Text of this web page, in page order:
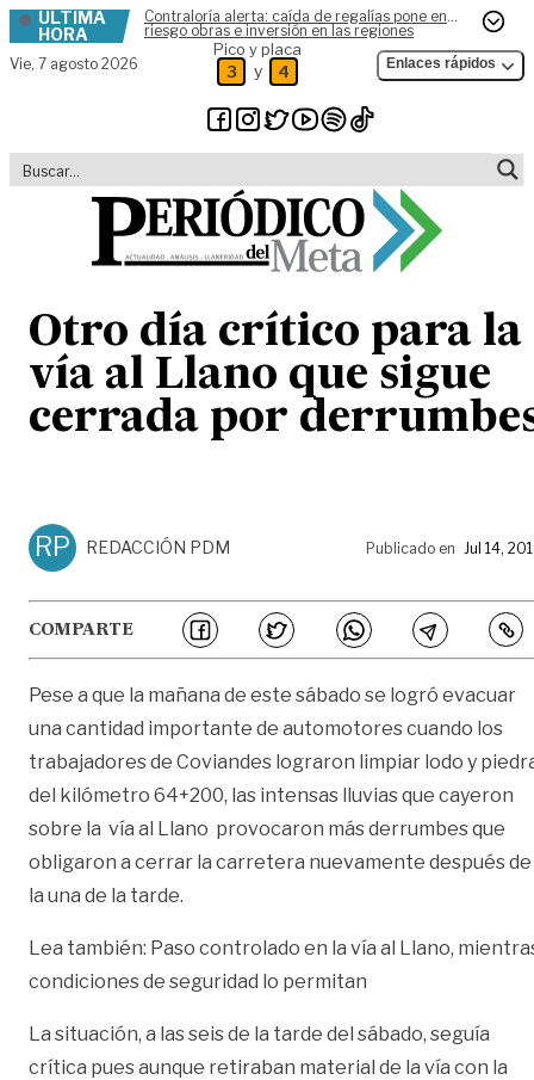
Skip to content
ÚLTIMA
HORA
Contraloría alerta: caída de regalías pone en
riesgo obras e inversión en las regiones
Vie, 7 agosto 2026
Pico y placa
3 y 4 Enlaces rápidos
Otro día crítico para la
vía al Llano que sigue
cerrada por
RP REDACCIÓN PDM Publicado en Jul 14,
COMPARTE
Pese a que la mañana de este sábado se logró evacuar
una cantidad importante de automotores cuando los
trabajadores de Coviandes lograron limpiar lodo y
del kilómetro 64+200, las intensas lluvias que cayeron
sobre la vía al Llano provocaron más derrumbes que
obligaron a cerrar la carretera nuevamente después de
la una de la tarde.
Lea también: Paso controlado en la vía al Llano,
condiciones de seguridad lo permitan
La situación, a las seis de la tarde del sábado, seguía
crítica pues aunque retiraban material de la vía con la